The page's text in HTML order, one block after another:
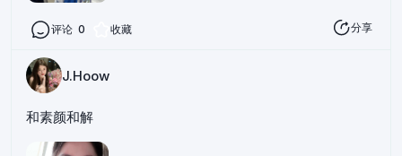
评论 0 收藏 分享
J.Hoow
和素颜和解